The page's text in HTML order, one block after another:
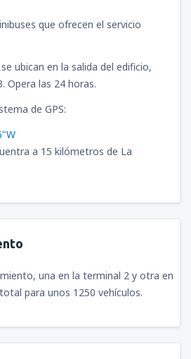
que ofrecen el servicio
ubican en la salida del edificio,
Opera las 24 horas.
de GPS:
a 15 kilómetros de La
una en la terminal 2 y otra en
para unos 1250 vehículos.